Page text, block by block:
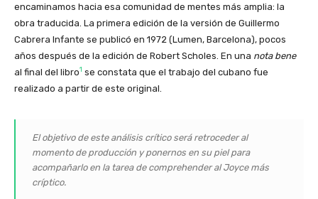
encaminamos hacia esa comunidad de mentes más amplia: la
obra traducida. La primera edición de la versión de Guillermo
Cabrera Infante se publicó en 1972 (Lumen, Barcelona), pocos
años después de la edición de Robert Scholes. En una nota bene
al final del libro1 se constata que el trabajo del cubano fue
realizado a partir de este original.
El objetivo de este análisis crítico será retroceder al
momento de producción y ponernos en su piel para
acompañarlo en la tarea de comprehender al Joyce más
críptico.